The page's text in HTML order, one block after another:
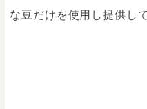
な豆だけを使用し提供し